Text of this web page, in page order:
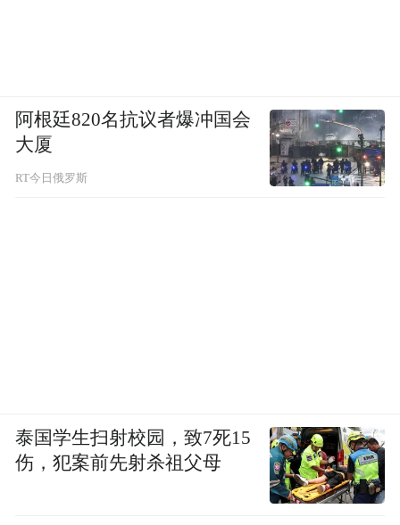
“特别声明：以上作品内容(包括在内的视频、图片或音
频)为凤凰网旗下自媒体平台“大风号”用户上传并发
阿根廷820名抗议者爆冲国会
大厦
RT今日俄罗斯
泰国学生扫射校园，致7死15
伤，犯案前先射杀祖父母